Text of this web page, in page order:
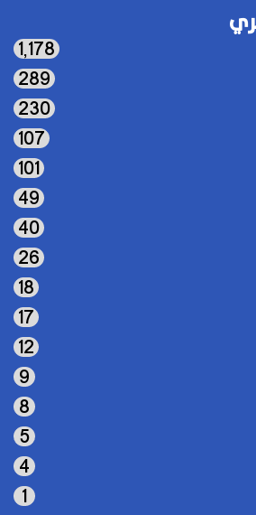
1٬178
289
230
107
101
49
40
26
18
17
12
9
8
5
4
1